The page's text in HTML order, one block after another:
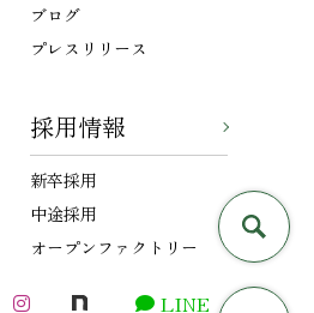
ブログ
プレスリリース
採用情報
新卒採用
中途採用
オープンファクトリー
LINE